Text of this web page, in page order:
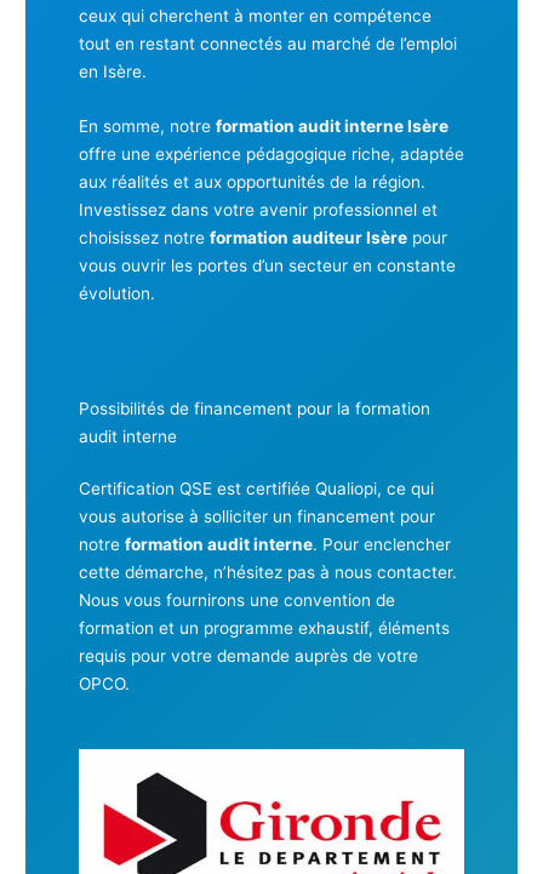
ceux qui cherchent à monter en compétence
tout en restant connectés au marché de l’emploi
en Isère.
En somme, notre formation audit interne Isère
offre une expérience pédagogique riche, adaptée
aux réalités et aux opportunités de la région.
Investissez dans votre avenir professionnel et
choisissez notre formation auditeur Isèrepour
vous ouvrir les portes d’un secteur en constante
évolution.
Possibilités de financement pour la formation
audit interne
Certification QSE est certifiée Qualiopi, ce qui
vous autorise à solliciter un financement pour
notre formation audit interne. Pour enclencher
cette démarche, n’hésitez pas à nous contacter.
Nous vous fournirons une convention de
formation et un programme exhaustif, éléments
requis pour votre demande auprès de votre
OPCO.